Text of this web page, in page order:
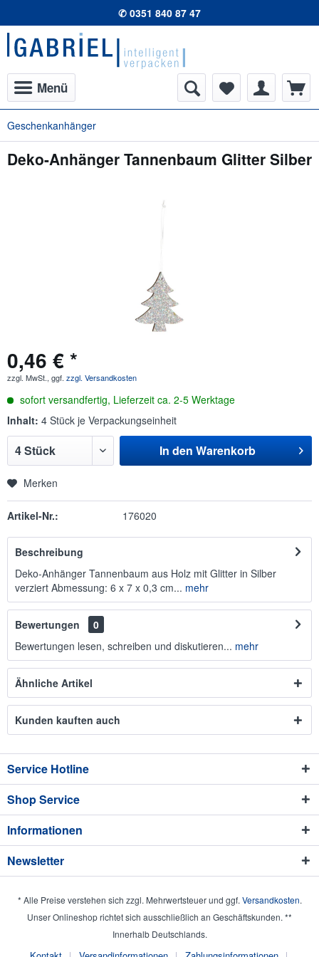
✆ 0351 840 87 47
Menü
Geschenkanhänger
Deko-Anhänger Tannenbaum Glitter Silber
0,46 € *
zzgl. MwSt., ggf. zzgl. Versandkosten
sofort versandfertig, Lieferzeit ca. 2-5 Werktage
Inhalt: 4 Stück je Verpackungseinheit
In den Warenkorb
Merken
Artikel-Nr.: 176020
Beschreibung
Deko-Anhänger Tannenbaum aus Holz mit Glitter in Silber
verziert Abmessung: 6 x 7 x 0,3 cm... mehr
Bewertungen
0
Bewertungen lesen, schreiben und diskutieren... mehr
Ähnliche Artikel
Kunden kauften auch
Service Hotline
Shop Service
Informationen
Newsletter
* Alle Preise verstehen sich zzgl. Mehrwertsteuer und ggf. Versandkosten.
Unser Onlineshop richtet sich ausschließlich an Geschäftskunden. **
Innerhalb Deutschlands.